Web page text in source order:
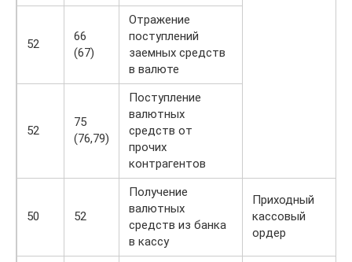
52
66
(67)
Отражение
поступлений
заемных средств
в валюте
52
75
(76,79)
Поступление
валютных
средств от
прочих
контрагентов
50 52
Получение
валютных
средств из банка
в кассу
Приходный
кассовый
ордер